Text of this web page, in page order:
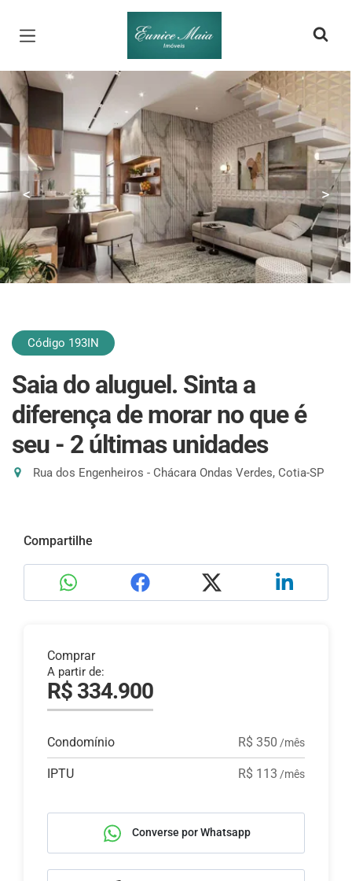
Página inicial
< >
Código 193IN
Saia do aluguel. Sinta a
diferença de morar no que é
seu - 2 últimas unidades
Rua dos Engenheiros - Chácara Ondas Verdes, Cotia-SP
Compartilhe
Comprar
A partir de:
R$ 334.900
Condomínio R$ 350 /mês
IPTU R$ 113 /mês
Converse por Whatsapp